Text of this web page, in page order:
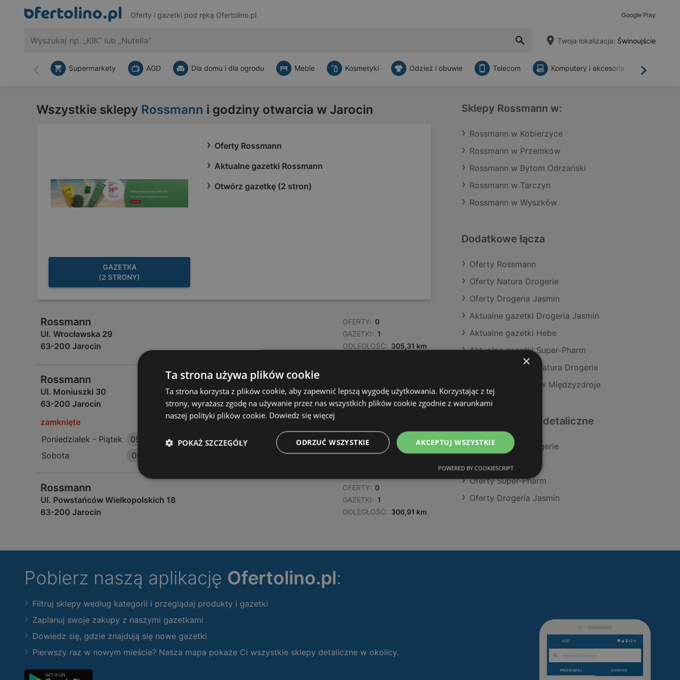
Oferty i gazetki pod ręką Ofertolino.pl Google Play
Twoja lokalizacja: Świnoujście
Wstecz Dalej
Supermarkety AGD Dla domu i dla ogrodu Meble Kosmetyki Odzież i obuwie Telecom Komputery i akcesoria
Wszystkie sklepy Rossmann i godziny otwarcia w Jarocin
GAZETKA
(2 STRONY)
Oferty Rossmann
Aktualne gazetki Rossmann
Otwórz gazetkę (2 stron)
Rossmann
Ul. Wrocławska 29
63-200 Jarocin
OFERTY: 0
GAZETKI: 1
ODLEGŁOŚĆ: 305,31 km
Rossmann
Ul. Moniuszki 30
63-200 Jarocin
GAZETKI: 1
ODLEGŁOŚĆ: 305,37 km
zamknięte
Poniedziałek - Piątek
09:00
20:00
Sobota
09:00
Rossmann
Ul. Powstańców Wielkopolskich 18
63-200 Jarocin
OFERTY: 0
GAZETKI: 1
ODLEGŁOŚĆ: 306,91 km
Sklepy Rossmann w:
Rossmann w Kobierzyce
Rossmann w Przemków
Rossmann w Bytom Odrzański
Rossmann w Tarczyn
Rossmann w Wyszków
Dodatkowe łącza
Oferty Rossmann
Oferty Natura Drogerie
Oferty Drogeria Jasmin
Aktualne gazetki Drogeria Jasmin
Aktualne gazetki Hebe
Aktualne gazetki Super-Pharm
Aktualne gazetki Natura Drogerie
Sklepy Rossmann w Międzyzdroje
Podobne sklepy detaliczne
Oferty Natura Drogerie
Oferty Hebe
Oferty Super-Pharm
Oferty Drogeria Jasmin
Pobierz naszą aplikację Ofertolino.pl:
Filtruj sklepy według kategorii i przeglądaj produkty i gazetki
Zaplanuj swoje zakupy z naszymi gazetkami
Dowiedz się, gdzie znajdują się nowe gazetki
Pierwszy raz w nowym mieście? Nasza mapa pokaże Ci wszystkie sklepy detaliczne w okolicy.
×
Ta strona używa plików cookie
Ta strona korzysta z plików cookie, aby zapewnić lepszą wygodę użytkowania. Korzystając z tej
strony, wyrażasz zgodę na używanie przez nas wszystkich plików cookie zgodnie z warunkami
naszej polityki plików cookie. Dowiedz się więcej
AKCEPTUJ WSZYSTKIE
ODRZUĆ WSZYSTKIE
POKAŻ SZCZEGÓŁY
POWERED BY COOKIESCRIPT